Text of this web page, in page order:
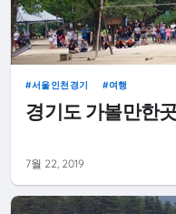
서울인천경기 여행
경기도 가볼만한
7월 22, 2019